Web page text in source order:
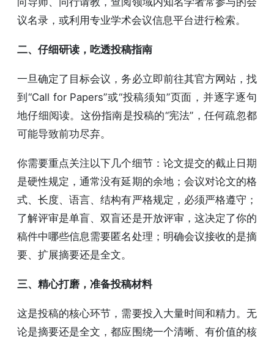
议名录，或利用专业学术会议信息平台进行检索。
二、仔细研读，吃透投稿指南
一旦确定了目标会议，务必立即前往其官方网站，找
到“Call for Papers”或“投稿须知”页面，并逐字逐句
地仔细阅读。这份指南是投稿的“宪法”，任何疏忽都
可能导致前功尽弃。
你需要重点关注以下几个细节：论文提交的截止日期
是硬性规定，通常没有延期的余地；会议对论文的格
式、长度、语言、结构有严格规定，必须严格遵守；
了解评审是单盲、双盲还是开放评审，这决定了你的
稿件中哪些信息需要匿名处理；明确会议接收的是摘
要、扩展摘要还是全文。
三、精心打磨，准备投稿材料
这是投稿的核心环节，需要投入大量时间和精力。无
论是摘要还是全文，都应围绕一个清晰、有价值的核